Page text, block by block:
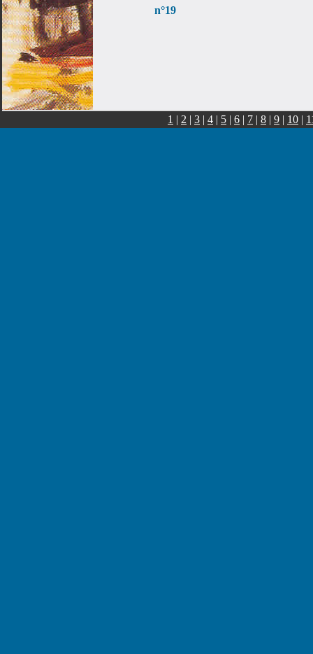
n°19
1 | 2 | 3 | 4 | 5 | 6 | 7 | 8 | 9 | 10 |